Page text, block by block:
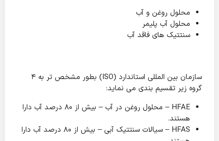
محلول روغن و آب
محلول آب پلیمر
سنتتیک های فاقد آب
سازمان بین المللی استاندارد (ISO) بطور مشخص تر به 4
گروه زیر تقسیم بندی می نماید:
HFAE – محلول روغن در آب – بیش از 80 درصد آب دارا
هستند.
HFAS – سیالات سنتتیک آبی – بیش از 80 درصد آب دارا